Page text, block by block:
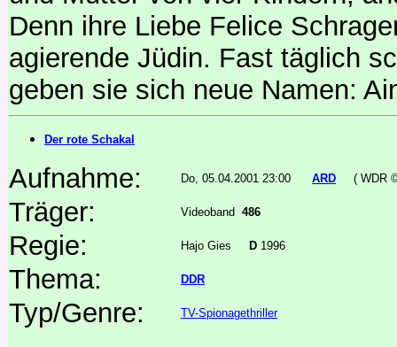
Denn ihre Liebe Felice
agierende Jüdin. Fast täglich
geben sie sich neue Namen:
Der rote Schakal
Aufnahme: Do, 05.04.2001 23:00 ARD ( WDR
Träger: Videoband 486
Regie: Hajo Gies D 1996
Thema: DDR
Typ/Genre: TV-Spionagethriller